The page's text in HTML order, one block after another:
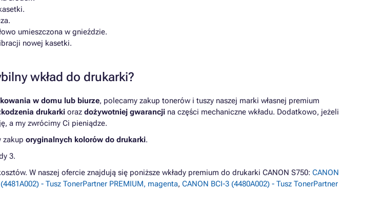
umieszczona w gnieździe.
nowej kasetki.
wkład do drukarki?
w domu lub biurze, polecamy zakup tonerów i tuszy naszej marki własnej premium
drukarki oraz dożywotniej gwarancji na części mechaniczne wkładu. Dodatkowo, jeżeli
a my zwrócimy Ci pieniądze.
zakup oryginalnych kolorów do drukarki.
3.
W naszej ofercie znajdują się poniższe wkłady premium do drukarki CANON S750: CANON
- Tusz TonerPartner PREMIUM, magenta, CANON BCI-3 (4480A002) - Tusz TonerPartner